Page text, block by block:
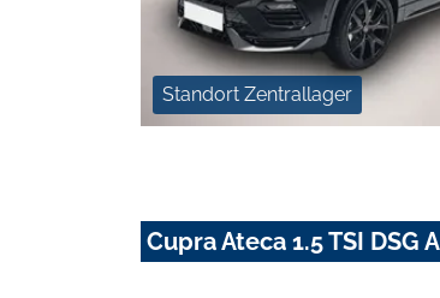
Standort Zentrallager
Cupra Ateca 1.5 TSI DSG